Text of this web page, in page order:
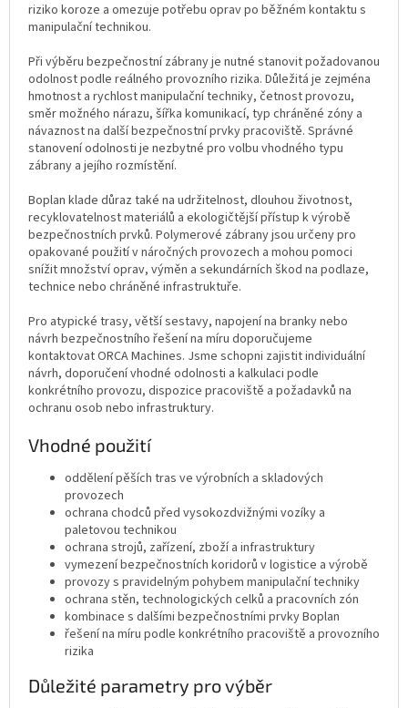
riziko koroze a omezuje potřebu oprav po běžném kontaktu s
manipulační technikou.
Při výběru bezpečnostní zábrany je nutné stanovit požadovanou
odolnost podle reálného provozního rizika. Důležitá je zejména
hmotnost a rychlost manipulační techniky, četnost provozu,
směr možného nárazu, šířka komunikací, typ chráněné zóny a
návaznost na další bezpečnostní prvky pracoviště. Správné
stanovení odolnosti je nezbytné pro volbu vhodného typu
zábrany a jejího rozmístění.
Boplan klade důraz také na udržitelnost, dlouhou životnost,
recyklovatelnost materiálů a ekologičtější přístup k výrobě
bezpečnostních prvků. Polymerové zábrany jsou určeny pro
opakované použití v náročných provozech a mohou pomoci
snížit množství oprav, výměn a sekundárních škod na podlaze,
technice nebo chráněné infrastruktuře.
Pro atypické trasy, větší sestavy, napojení na branky nebo
návrh bezpečnostního řešení na míru doporučujeme
kontaktovat ORCA Machines. Jsme schopni zajistit individuální
návrh, doporučení vhodné odolnosti a kalkulaci podle
konkrétního provozu, dispozice pracoviště a požadavků na
ochranu osob nebo infrastruktury.
Vhodné použití
oddělení pěších tras ve výrobních a skladových
provozech
ochrana chodců před vysokozdvižnými vozíky a
paletovou technikou
ochrana strojů, zařízení, zboží a infrastruktury
vymezení bezpečnostních koridorů v logistice a výrobě
provozy s pravidelným pohybem manipulační techniky
ochrana stěn, technologických celků a pracovních zón
kombinace s dalšími bezpečnostními prvky Boplan
řešení na míru podle konkrétního pracoviště a provozního
rizika
Důležité parametry pro výběr